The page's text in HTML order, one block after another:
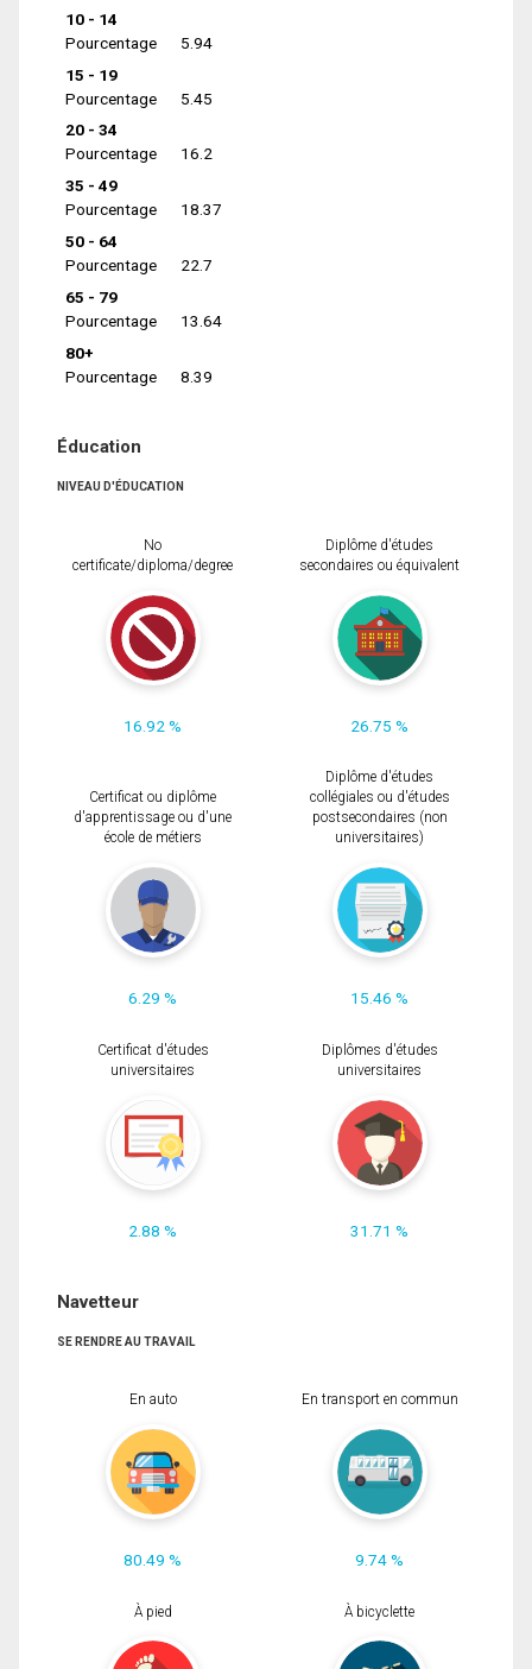
10 - 14
Pourcentage
5.94
15 - 19
Pourcentage
5.45
20 - 34
Pourcentage
16.2
35 - 49
Pourcentage
18.37
50 - 64
Pourcentage
22.7
65 - 79
Pourcentage
13.64
80+
Pourcentage
8.39
Éducation
NIVEAU D'ÉDUCATION
No
certificate/diploma/degree
16.92 %
Diplôme d'études
secondaires ou équivalent
26.75 %
Certificat ou diplôme
d'apprentissage ou d'une
école de métiers
6.29 %
Diplôme d'études
collégiales ou d'études
postsecondaires (non
universitaires)
15.46 %
Certificat d'études
universitaires
2.88 %
Diplômes d'études
universitaires
31.71 %
Navetteur
SE RENDRE AU TRAVAIL
En auto
80.49 %
En transport en commun
9.74 %
À pied À bicyclette